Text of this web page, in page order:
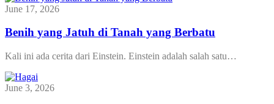
June 17, 2026
Benih yang Jatuh di Tanah yang Berbatu
Kali ini ada cerita dari Einstein. Einstein adalah salah satu…
June 3, 2026